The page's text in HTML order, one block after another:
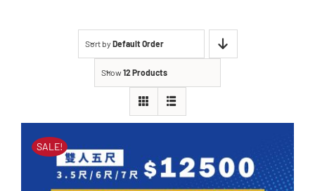
Sort by Default Order
Show12 Products
SALE!